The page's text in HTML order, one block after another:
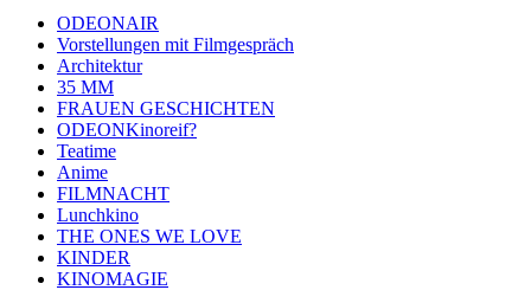
ODEONAIR
Vorstellungen mit Filmgespräch
Architektur
35 MM
FRAUEN GESCHICHTEN
ODEONKinoreif?
Teatime
Anime
FILMNACHT
Lunchkino
THE ONES WE LOVE
KINDER
KINOMAGIE